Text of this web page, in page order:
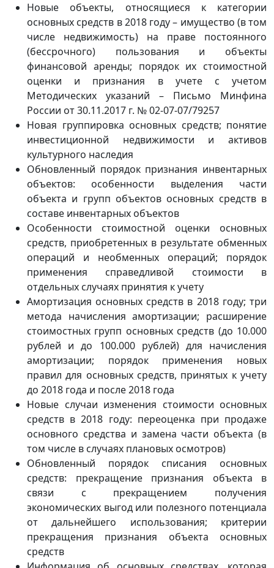
Новые объекты, относящиеся к категории
основных средств в 2018 году – имущество (в том
числе недвижимость) на праве постоянного
(бессрочного) пользования и объекты
финансовой аренды; порядок их стоимостной
оценки и признания в учете с учетом
Методических указаний – Письмо Минфина
России от 30.11.2017 г. № 02-07-07/79257
Новая группировка основных средств; понятие
инвестиционной недвижимости и активов
культурного наследия
Обновленный порядок признания инвентарных
объектов: особенности выделения части
объекта и групп объектов основных средств в
составе инвентарных объектов
Особенности стоимостной оценки основных
средств, приобретенных в результате обменных
операций и необменных операций; порядок
применения справедливой стоимости в
отдельных случаях принятия к учету
Амортизация основных средств в 2018 году; три
метода начисления амортизации; расширение
стоимостных групп основных средств (до 10.000
рублей и до 100.000 рублей) для начисления
амортизации; порядок применения новых
правил для основных средств, принятых к учету
до 2018 года и после 2018 года
Новые случаи изменения стоимости основных
средств в 2018 году: переоценка при продаже
основного средства и замена части объекта (в
том числе в случаях плановых осмотров)
Обновленный порядок списания основных
средств: прекращение признания объекта в
связи с прекращением получения
экономических выгод или полезного потенциала
от дальнейшего использования; критерии
прекращения признания объекта основных
средств